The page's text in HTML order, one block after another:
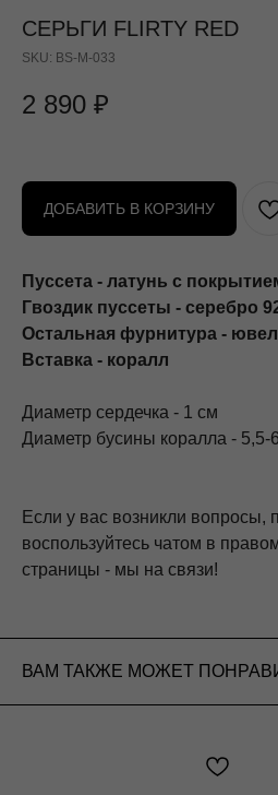
СЕРЬГИ FLIRTY RED
SKU: BS-M-033
2 890 ₽
ДОБАВИТЬ В КОРЗИНУ
Пуссета - латунь с
Гвоздик пуссеты - серебро
Остальная фурнитура -
Вставка - коралл
Диаметр сердечка - 1 см
Диаметр бусины коралла - 5,5-
Если у вас возникли вопросы,
воспользуйтесь чатом в
страницы - мы на связи!
ВАМ ТАКЖЕ МОЖЕТ